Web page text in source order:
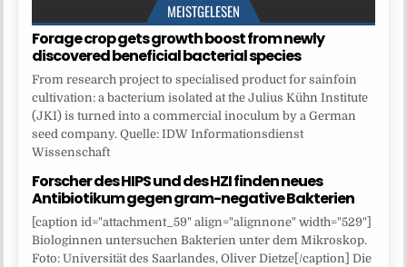
MEISTGELESEN
Forage crop gets growth boost from newly
discovered beneficial bacterial species
From research project to specialised product for sainfoin
cultivation: a bacterium isolated at the Julius Kühn Institute
(JKI) is turned into a commercial inoculum by a German
seed company. Quelle: IDW Informationsdienst
Wissenschaft
Forscher des HIPS und des HZI finden neues
Antibiotikum gegen gram-negative Bakterien
[caption id="attachment_59" align="alignnone" width="529"]
Biologinnen untersuchen Bakterien unter dem Mikroskop.
Foto: Universität des Saarlandes, Oliver Dietze[/caption] Die